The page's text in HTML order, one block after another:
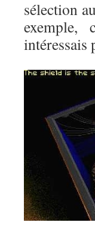
sélection
intéressais